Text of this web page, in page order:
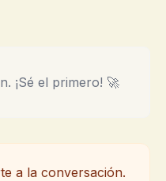
¡Sé el primero! 🚀
a la conversación.